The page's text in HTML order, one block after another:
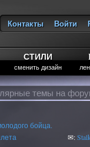
Контакты Войти
СТИЛИ
сменить дизайн
темы на
бойца.
✉: